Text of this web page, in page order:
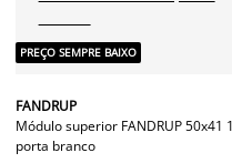
PREÇO SEMPRE BAIXO
FANDRUP
Módulo superior FANDRUP 50x41 1
porta branco